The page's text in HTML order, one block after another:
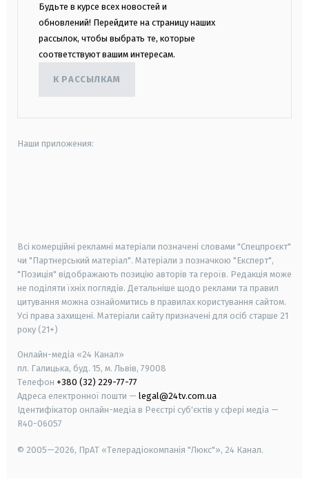
Будьте в курсе всех новостей и
обновлений! Перейдите на страницу наших
рассылок, чтобы выбрать те, которые
соответствуют вашим интересам.
К РАССЫЛКАМ
Наши приложения:
Всі комерційні рекламні матеріали позначені словами "Спецпроєкт"
чи "Партнерський матеріал". Матеріали з позначкою "Експерт",
"Позиція" відображають позицію авторів та героїв. Редакція може
не поділяти їхніх поглядів. Детальніше щодо реклами та правил
цитування можна ознайомитись в правилах користування сайтом.
Усі права захищені. Матеріали сайту призначені для осіб старше 21
року (21+)
Онлайн-медіа «24 Канал»
пл. Галицька, буд. 15, м. Львів, 79008
Телефон +380 (32) 229-77-77
Адреса електронної пошти — legal@24tv.com.ua
Ідентифікатор онлайн-медіа в Реєстрі суб'єктів у сфері медіа —
R40-06057
© 2005—2026, ПрАТ «Телерадіокомпанія "Люкс"», 24 Канал.